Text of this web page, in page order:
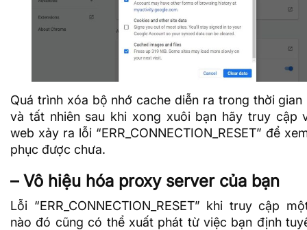
Quá trình xóa bộ nhớ cache diễn ra trong thời gian
và tất nhiên sau khi xong xuôi bạn hãy truy cập
web xảy ra lỗi “ERR_CONNECTION_RESET” để
phục được chưa.
– Vô hiệu hóa proxy server của bạn
Lỗi “ERR_CONNECTION_RESET” khi truy cập
nào đó cũng có thể xuất phát từ việc bạn định